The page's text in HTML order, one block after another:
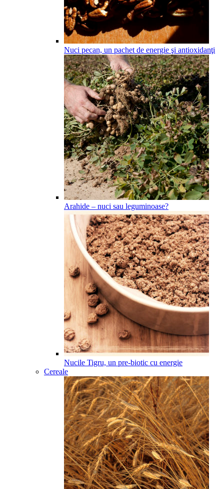
Nuci pecan, un pachet de energie şi antioxidanţi
Arahide – nuci sau leguminoase?
Nucile Tigru, un pre-biotic cu energie
Cereale